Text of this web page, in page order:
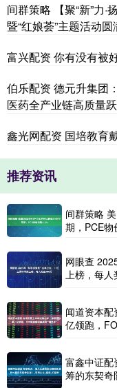
间群策略 【聚“新”力·
暨“红娘荟”主题活动
富兴配资 你有没有被
伯乐配资 德元升集团
医药全产业链高质量
鑫光网配资 国培教育
推荐资讯
间群策略
期，PCE
网眼查
上榜，每
闻道资本
亿领跑，
富鑫中证配
筹的东契奇